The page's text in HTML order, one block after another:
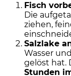
Fisch
Die
ziehen,
Salzlake
Wasser
gelöst hat.
Stunden